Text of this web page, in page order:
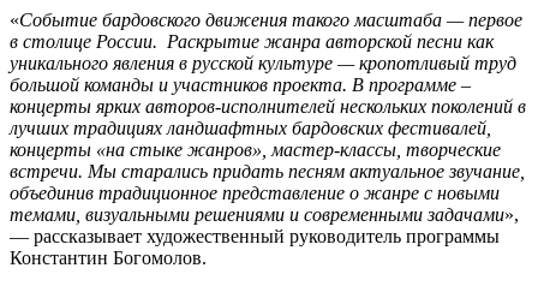
«Событие бардовского движения такого масштаба — первое
в столице России. Раскрытие жанра авторской песни как
уникального явления в русской культуре — кропотливый труд
большой команды и участников проекта. В программе –
концерты ярких авторов-исполнителей нескольких поколений в
лучших традициях ландшафтных бардовских фестивалей,
концерты «на стыке жанров», мастер-классы, творческие
встречи. Мы старались придать песням актуальное звучание,
объединив традиционное представление о жанре с новыми
темами, визуальными решениями и современными задачами»,
— рассказывает художественный руководитель программы
Константин Богомолов.